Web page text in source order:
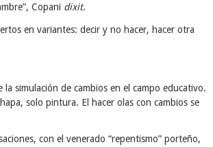
Copani dixit.
en variantes: decir y no hacer, hacer otra
simulación de cambios en el campo educativo.
solo pintura. El hacer olas con cambios se
con el venerado “repentismo” porteño,